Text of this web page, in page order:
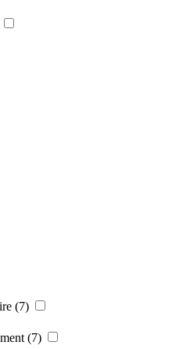
(7)
(7)